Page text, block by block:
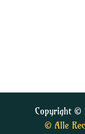
Copyright ©
© Alle